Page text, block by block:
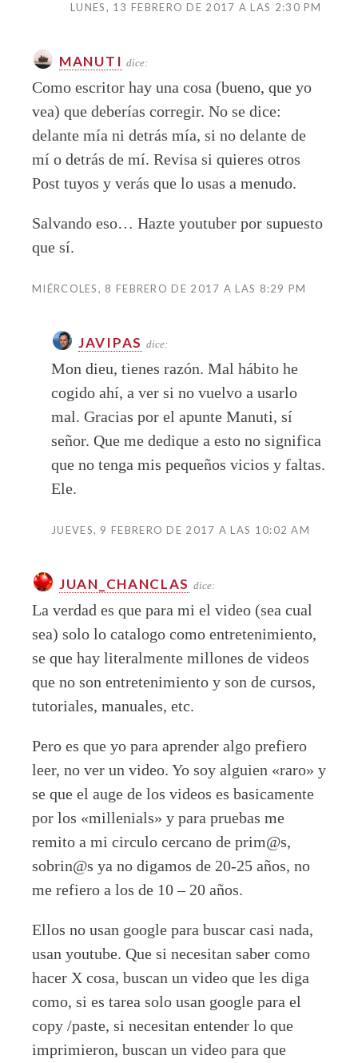
LUNES, 13 FEBRERO DE 2017 A LAS 2:30 PM
MANUTI dice:
Como escritor hay una cosa (bueno, que yo
vea) que deberías corregir. No se dice:
delante mía ni detrás mía, si no delante de
mí o detrás de mí. Revisa si quieres otros
Post tuyos y verás que lo usas a menudo.
Salvando eso… Hazte youtuber por supuesto
que sí.
MIÉRCOLES, 8 FEBRERO DE 2017 A LAS 8:29 PM
JAVIPAS dice:
Mon dieu, tienes razón. Mal hábito he
cogido ahí, a ver si no vuelvo a usarlo
mal. Gracias por el apunte Manuti, sí
señor. Que me dedique a esto no significa
que no tenga mis pequeños vicios y faltas.
Ele.
JUEVES, 9 FEBRERO DE 2017 A LAS 10:02 AM
JUAN_CHANCLAS dice:
La verdad es que para mi el video (sea cual
sea) solo lo catalogo como entretenimiento,
se que hay literalmente millones de videos
que no son entretenimiento y son de cursos,
tutoriales, manuales, etc.
Pero es que yo para aprender algo prefiero
leer, no ver un video. Yo soy alguien «raro» y
se que el auge de los videos es basicamente
por los «millenials» y para pruebas me
remito a mi circulo cercano de prim@s,
sobrin@s ya no digamos de 20-25 años, no
me refiero a los de 10 – 20 años.
Ellos no usan google para buscar casi nada,
usan youtube. Que si necesitan saber como
hacer X cosa, buscan un video que les diga
como, si es tarea solo usan google para el
copy /paste, si necesitan entender lo que
imprimieron, buscan un video para que